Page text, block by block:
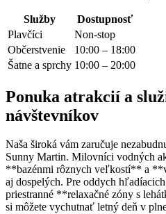
Služby
Dostupnosť
Plavčíci
Non-stop
Občerstvenie
10:00 – 18:00
Šatne a sprchy 10:00 – 20:00
Ponuka atrakcií a
návštevníkov
Naša široká vám zaručuje
Sunny Martin. Milovníci vodných
**bazénmi rôznych veľkostí** a
aj dospelých. Pre oddych
priestranné **relaxačné zóny s
si môžete vychutnať letný deň v